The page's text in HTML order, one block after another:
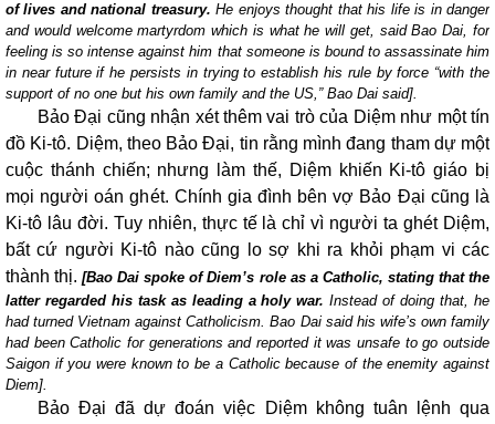
of lives and national treasury.He enjoys thought that his life is in danger
and would welcome martyrdom which is what he will get, said Bao Dai, for
feeling is so intense against him that someone is bound to assassinate him
in near future if he persists in trying to establish his rule by force “with the
support of no one but his own family and the US,” Bao Dai said].
Bảo Đại cũng nhận xét thêm vai trò của Diệm như một tín
đồ Ki-tô. Diệm, theo Bảo Đại, tin rằng mình đang tham dự một
cuộc thánh chiến; nhưng làm thế, Diệm khiến Ki-tô giáo bị
mọi người oán ghét. Chính gia đình bên vợ Bảo Đại cũng là
Ki-tô lâu đời. Tuy nhiên, thực tế là chỉ vì người ta ghét Diệm,
bất cứ người Ki-tô nào cũng lo sợ khi ra khỏi phạm vi các
thành thị.[Bao Dai spoke of Diem’s role as a Catholic, stating that the
latter regarded his task as leading a holy war.Instead of doing that, he
had turned Vietnam against Catholicism. Bao Dai said his wife’s own family
had been Catholic for generations and reported it was unsafe to go outside
Saigon if you were known to be a Catholic because of the enemity against
Diem].
Bảo Đại đã dự đoán việc Diệm không tuân lệnh qua